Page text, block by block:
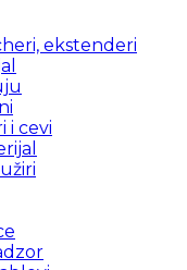
ekstenderi
i cevi